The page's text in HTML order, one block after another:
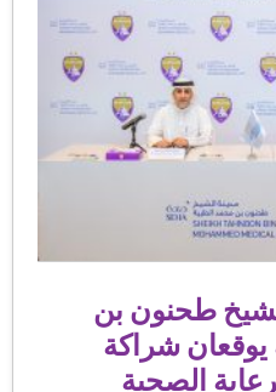
طحنون بن
شراكة
الصحية